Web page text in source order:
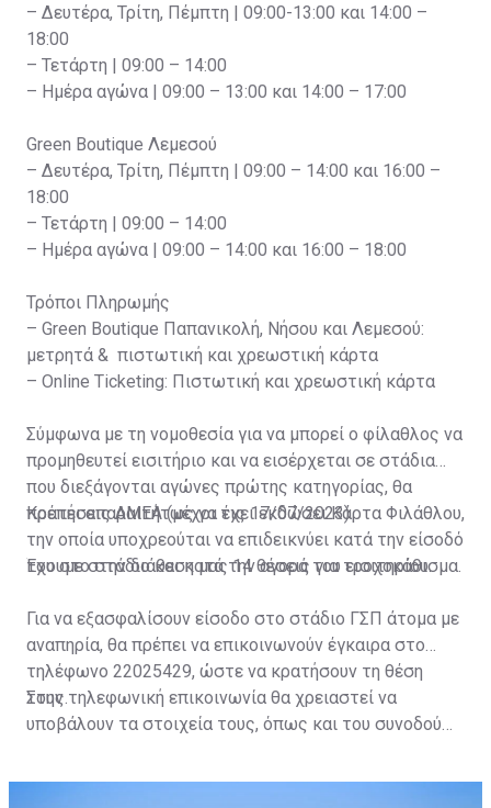
– Δευτέρα, Τρίτη, Πέμπτη | 09:00-13:00 και 14:00 –
18:00
– Τετάρτη | 09:00 – 14:00
– Ημέρα αγώνα | 09:00 – 13:00 και 14:00 – 17:00
Green Boutique Λεμεσού
– Δευτέρα, Τρίτη, Πέμπτη | 09:00 – 14:00 και 16:00 –
18:00
– Τετάρτη | 09:00 – 14:00
– Ημέρα αγώνα | 09:00 – 14:00 και 16:00 – 18:00
Τρόποι Πληρωμής
– Green Boutique Παπανικολή, Νήσου και Λεμεσού:
μετρητά & πιστωτική και χρεωστική κάρτα
– Online Ticketing: Πιστωτική και χρεωστική κάρτα
Σύμφωνα με τη νομοθεσία για να μπορεί ο φίλαθλος να
προμηθευτεί εισιτήριο και να εισέρχεται σε στάδια
που διεξάγονται αγώνες πρώτης κατηγορίας, θα
πρέπει απαραιτήτως να έχει εκδώσει Κάρτα Φιλάθλου,
την οποία υποχρεούται να επιδεικνύει κατά την είσοδό
του στο στάδιο και κατά την αγορά του εισιτηρίου.
Κρατήσεις ΑΜΕΑ (μέχρι τις 17/07/2023)
Έχουμε στην διάθεση μας 14 θέσεις για τροχοκάθισμα.
Για να εξασφαλίσουν είσοδο στο στάδιο ΓΣΠ άτομα με
αναπηρία, θα πρέπει να επικοινωνούν έγκαιρα στο
τηλέφωνο 22025429, ώστε να κρατήσουν τη θέση
τους.
Στην τηλεφωνική επικοινωνία θα χρειαστεί να
υποβάλουν τα στοιχεία τους, όπως και του συνοδού